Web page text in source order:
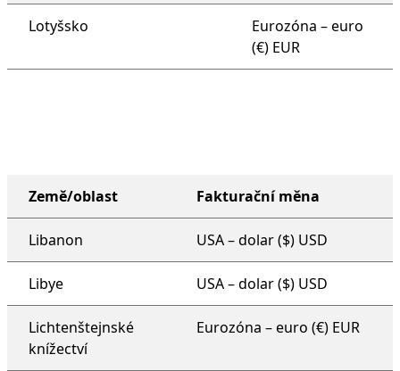
Lotyšsko
Eurozóna – euro
(€) EUR
Země/oblast Fakturační měna
Libanon USA – dolar ($) USD
Libye USA – dolar ($) USD
Lichtenštejnské
knížectví
Eurozóna – euro (€) EUR